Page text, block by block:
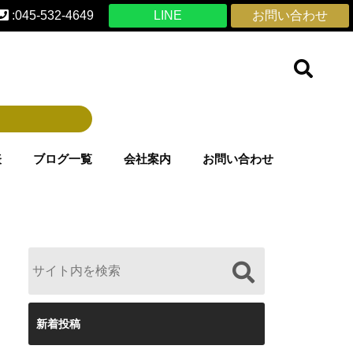
お問い合わせ
LINE
:045-532-4649
ブログ一覧 会社案内 お問い合わせ
新着投稿